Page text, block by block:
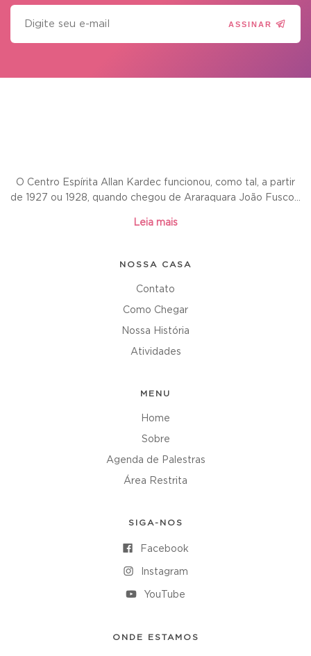
ASSINAR
O Centro Espírita Allan Kardec funcionou, como tal, a partir
de 1927 ou 1928, quando chegou de Araraquara João Fusco...
Leia mais
NOSSA CASA
Contato
Como Chegar
Nossa História
Atividades
MENU
Home
Sobre
Agenda de Palestras
Área Restrita
SIGA-NOS
Facebook
Instagram
YouTube
ONDE ESTAMOS